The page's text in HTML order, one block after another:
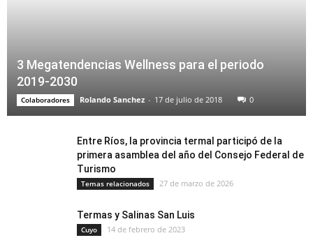
3 Megatendencias Wellness para el periodo
2019-2030
Colaboradores Rolando Sanchez - 17 de julio de 2018 0
Entre Ríos, la provincia termal participó de la
primera asamblea del año del Consejo Federal de
Turismo
Temas relacionados 27 de marzo de 2026
Termas y Salinas San Luis
Cuyo 14 de febrero de 2023